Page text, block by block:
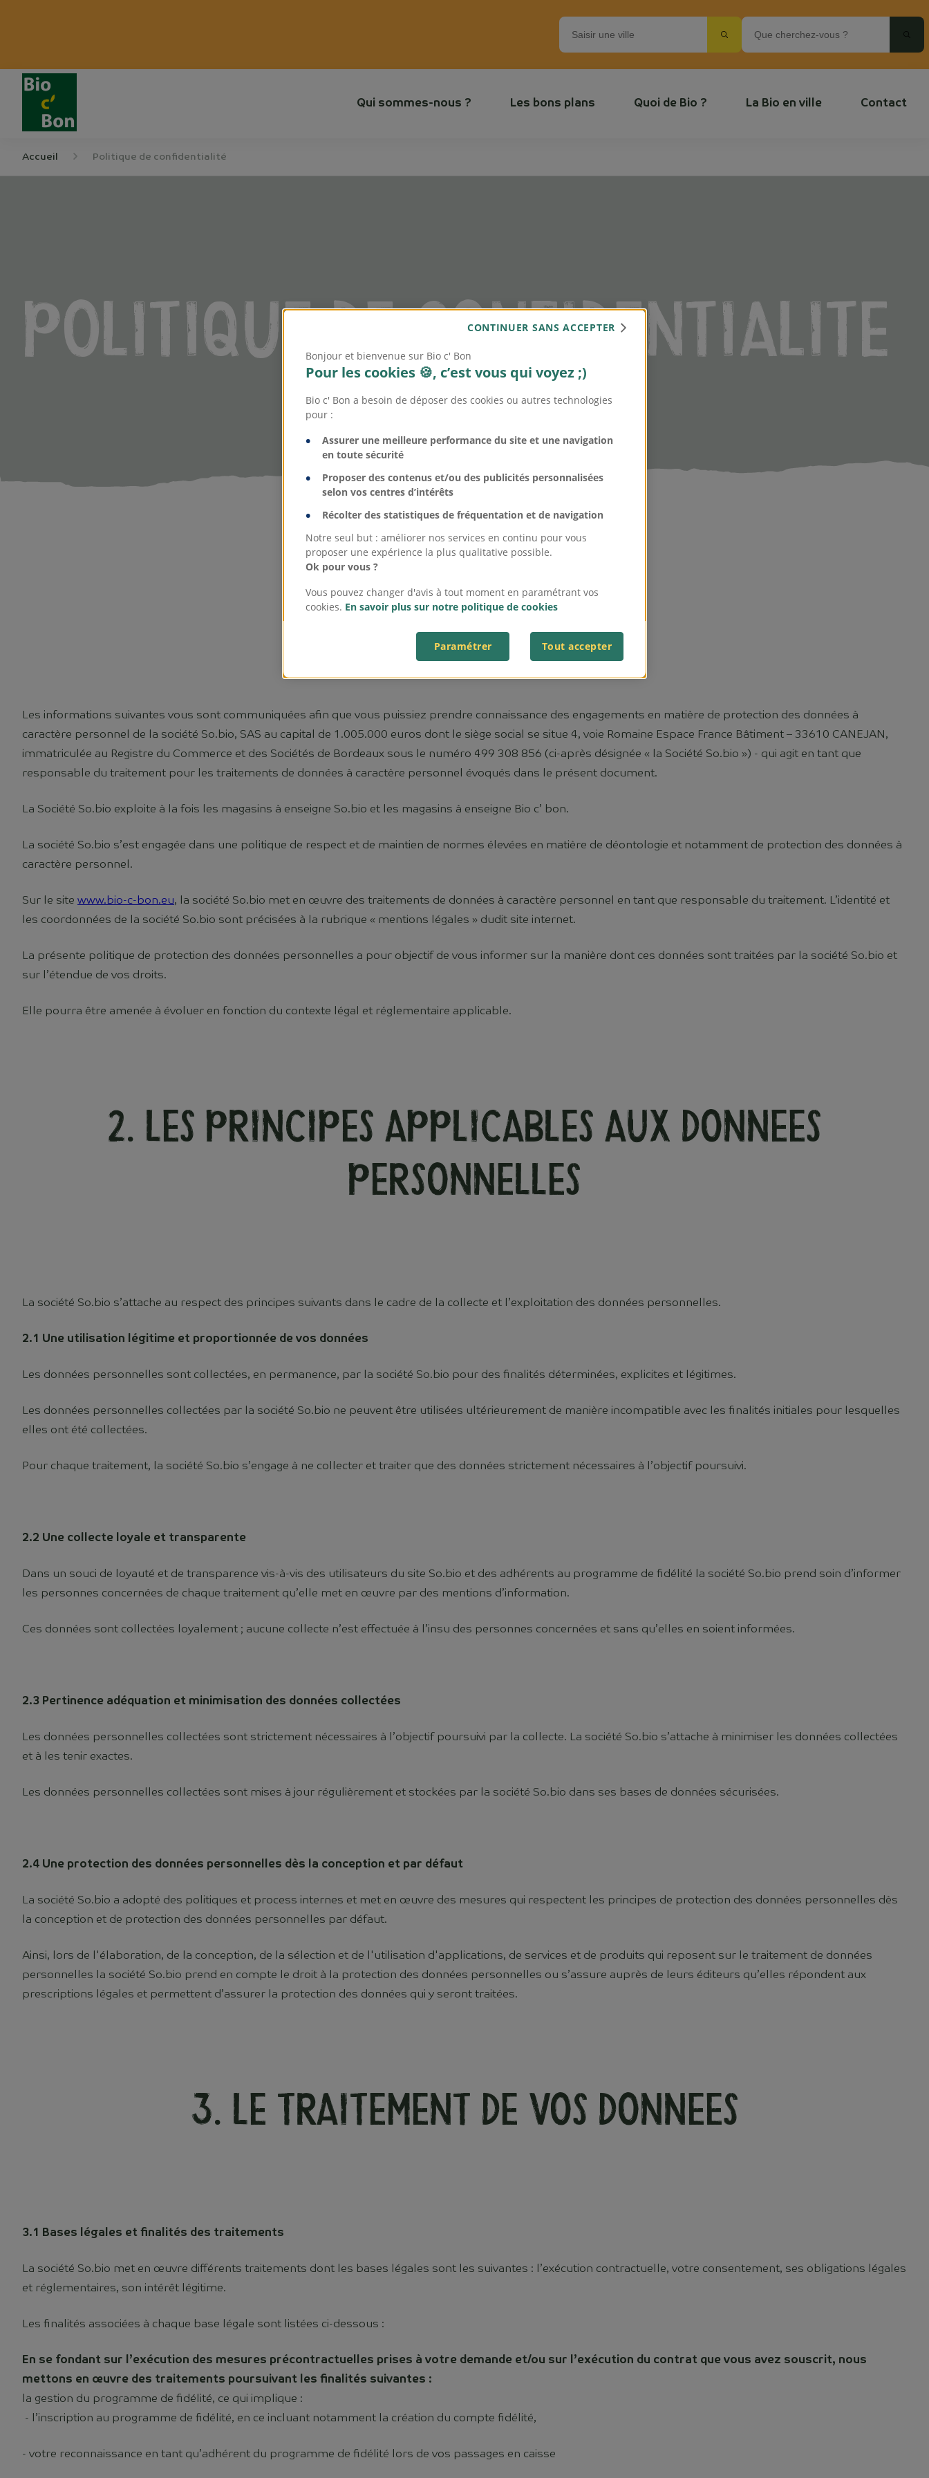
Qui sommes-nous ? Les bons plans Quoi de Bio ? La Bio en ville Contact
Accueil Politique de confidentialité
Politique de confidentialite
1 . Introduction
Les informations suivantes vous sont communiquées afin que vous puissiez prendre connaissance des engagements en matière de protection des données à
caractère personnel de la société So.bio, SAS au capital de 1.005.000 euros dont le siège social se situe 4, voie Romaine Espace France Bâtiment – 33610 CANEJAN,
immatriculée au Registre du Commerce et des Sociétés de Bordeaux sous le numéro 499 308 856 (ci-après désignée « la Société So.bio ») - qui agit en tant que
responsable du traitement pour les traitements de données à caractère personnel évoqués dans le présent document.
La Société So.bio exploite à la fois les magasins à enseigne So.bio et les magasins à enseigne Bio c’ bon.
La société So.bio s’est engagée dans une politique de respect et de maintien de normes élevées en matière de déontologie et notamment de protection des données à
caractère personnel.
Sur le site www.bio-c-bon.eu, la société So.bio met en œuvre des traitements de données à caractère personnel en tant que responsable du traitement. L’identité et
les coordonnées de la société So.bio sont précisées à la rubrique « mentions légales » dudit site internet.
La présente politique de protection des données personnelles a pour objectif de vous informer sur la manière dont ces données sont traitées par la société So.bio et
sur l’étendue de vos droits.
Elle pourra être amenée à évoluer en fonction du contexte légal et réglementaire applicable.
2. Les principes applicables aux donnees
personnelles
La société So.bio s’attache au respect des principes suivants dans le cadre de la collecte et l’exploitation des données personnelles.
2.1 Une utilisation légitime et proportionnée de vos données
Les données personnelles sont collectées, en permanence, par la société So.bio pour des finalités déterminées, explicites et légitimes.
Les données personnelles collectées par la société So.bio ne peuvent être utilisées ultérieurement de manière incompatible avec les finalités initiales pour lesquelles
elles ont été collectées.
Pour chaque traitement, la société So.bio s’engage à ne collecter et traiter que des données strictement nécessaires à l’objectif poursuivi.
2.2 Une collecte loyale et transparente
Dans un souci de loyauté et de transparence vis-à-vis des utilisateurs du site So.bio et des adhérents au programme de fidélité la société So.bio prend soin d’informer
les personnes concernées de chaque traitement qu’elle met en œuvre par des mentions d’information.
Ces données sont collectées loyalement ; aucune collecte n’est effectuée à l’insu des personnes concernées et sans qu’elles en soient informées.
2.3 Pertinence adéquation et minimisation des données collectées
Les données personnelles collectées sont strictement nécessaires à l’objectif poursuivi par la collecte. La société So.bio s’attache à minimiser les données collectées
et à les tenir exactes.
Les données personnelles collectées sont mises à jour régulièrement et stockées par la société So.bio dans ses bases de données sécurisées.
2.4 Une protection des données personnelles dès la conception et par défaut
La société So.bio a adopté des politiques et process internes et met en œuvre des mesures qui respectent les principes de protection des données personnelles dès
la conception et de protection des données personnelles par défaut.
Ainsi, lors de l'élaboration, de la conception, de la sélection et de l'utilisation d'applications, de services et de produits qui reposent sur le traitement de données
personnelles la société So.bio prend en compte le droit à la protection des données personnelles ou s’assure auprès de leurs éditeurs qu’elles répondent aux
prescriptions légales et permettent d’assurer la protection des données qui y seront traitées.
3. Le traitement de vos donnees
3.1 Bases légales et finalités des traitements
La société So.bio met en œuvre différents traitements dont les bases légales sont les suivantes : l’exécution contractuelle, votre consentement, ses obligations légales
et réglementaires, son intérêt légitime.
Les finalités associées à chaque base légale sont listées ci-dessous :
En se fondant sur l’exécution des mesures précontractuelles prises à votre demande et/ou sur l’exécution du contrat que vous avez souscrit, nous
mettons en œuvre des traitements poursuivant les finalités suivantes :
la gestion du programme de fidélité, ce qui implique :
- l’inscription au programme de fidélité, en ce incluant notamment la création du compte fidélité,
- votre reconnaissance en tant qu’adhérent du programme de fidélité lors de vos passages en caisse
Bonjour et bienvenue sur Bio c' Bon
Pour les cookies 🍪, c’est vous qui voyez ;)
Bio c' Bon a besoin de déposer des cookies ou autres technologies
pour :
Assurer une meilleure performance du site et une navigation
en toute sécurité
Proposer des contenus et/ou des publicités personnalisées
selon vos centres d’intérêts
Récolter des statistiques de fréquentation et de navigation
Notre seul but : améliorer nos services en continu pour vous
proposer une expérience la plus qualitative possible.
Ok pour vous ?
Vous pouvez changer d'avis à tout moment en paramétrant vos
cookies. En savoir plus sur notre politique de cookies
Tout accepter
Paramétrer
CONTINUER SANS ACCEPTER